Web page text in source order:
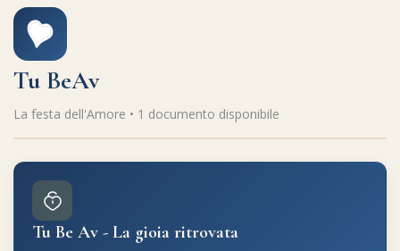
Tu BeAv
La festa dell'Amore • 1 documento disponibile
Tu Be Av - La gioia ritrovata